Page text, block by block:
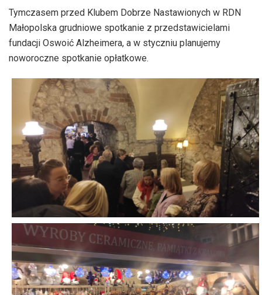
dźwiękowych
Tymczasem przed Klubem Dobrze Nastawionych w RDN
Małopolska grudniowe spotkanie z przedstawicielami
fundacji Oswoić Alzheimera, a w styczniu planujemy
noworoczne spotkanie opłatkowe.